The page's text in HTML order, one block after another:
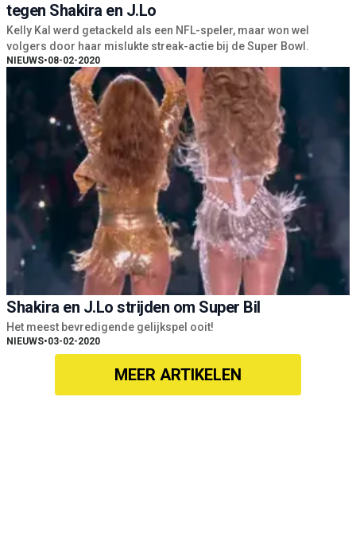
tegen Shakira en J.Lo
Kelly Kal werd getackeld als een NFL-speler, maar won wel
volgers door haar mislukte streak-actie bij de Super Bowl.
NIEUWS•08-02-2020
Shakira en J.Lo strijden om Super Bil
Het meest bevredigende gelijkspel ooit!
NIEUWS•03-02-2020
MEER ARTIKELEN